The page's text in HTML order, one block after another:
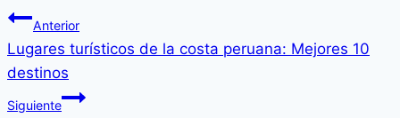
Anterior
Lugares turísticos de la costa peruana: Mejores 10
destinos
Siguiente